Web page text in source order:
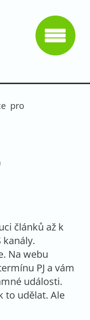
pro
článků až k
kanály.
Na webu
PJ a vám
události.
to udělat. Ale